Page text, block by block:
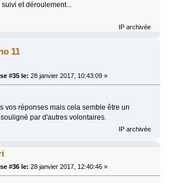
et déroulement...
IP archivée
11
#35 le: 28 janvier 2017, 10:43:09 »
vos réponses mais cela semble être un
par d'autres volontaires.
IP archivée
#36 le: 28 janvier 2017, 12:40:46 »